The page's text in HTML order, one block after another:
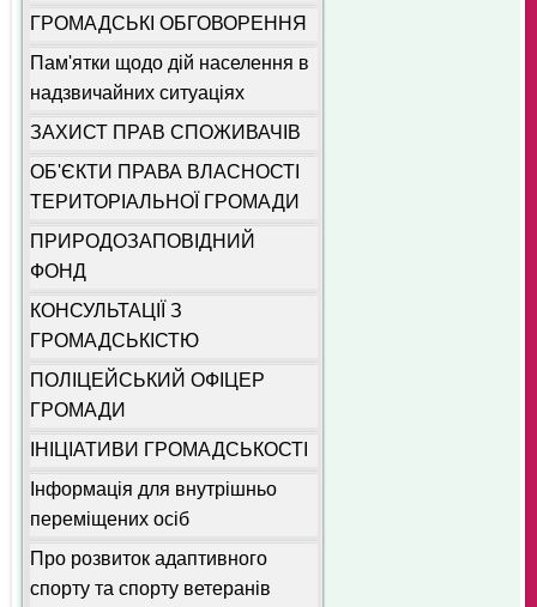
ГРОМАДСЬКІ ОБГОВОРЕННЯ
Пам'ятки щодо дій населення в
надзвичайних ситуаціях
ЗАХИСТ ПРАВ СПОЖИВАЧІВ
ОБ'ЄКТИ ПРАВА ВЛАСНОСТІ
ТЕРИТОРІАЛЬНОЇ ГРОМАДИ
ПРИРОДОЗАПОВІДНИЙ
ФОНД
КОНСУЛЬТАЦІЇ З
ГРОМАДСЬКІСТЮ
ПОЛІЦЕЙСЬКИЙ ОФІЦЕР
ГРОМАДИ
ІНІЦІАТИВИ ГРОМАДСЬКОСТІ
Інформація для внутрішньо
переміщених осіб
Про розвиток адаптивного
спорту та спорту ветеранів